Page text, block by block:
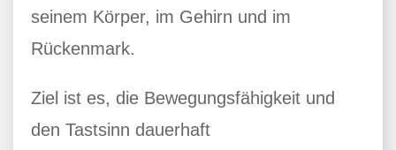
seinem Körper, im Gehirn und im
Rückenmark.
Ziel ist es, die Bewegungsfähigkeit und
den Tastsinn dauerhaft